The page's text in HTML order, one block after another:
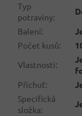
Typ
potraviny:
Balení:
Počet kusů:
Vlastnosti:
Příchuť:
Specifická
složka: